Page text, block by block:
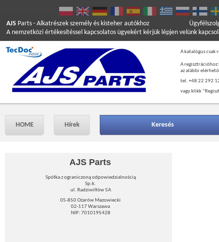
AJS Parts - Alkatrészek személy és kisteher autókhoz
A nemzetközi értékesítéssel kapcsolatos ügyekért kérjük lépjen velünk
A katalógus csak
A regisztrációhoz
az alábbi
tel. +48 22 292
vagy klikk
HOME Hírek Keresés
AJS Parts
Spółka z ograniczoną odpowiedzialnością
Sp.k.
ul. Radziwiłłów 5A
05-850 Ożarów Mazowiecki
02-117 Warszawa
NIP: 7010195428